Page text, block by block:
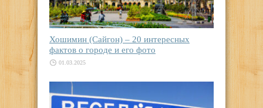
Хошимин (Сайгон) – 20 интересных
фактов о городе и его фото
01.03.2025